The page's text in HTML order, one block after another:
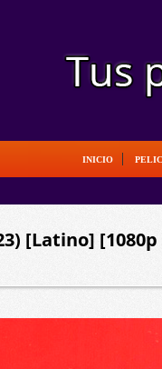
INICIO
[Latino] [1080p